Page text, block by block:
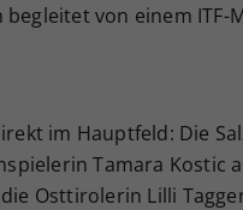
von einem ITF-
im Hauptfeld: Die
Tamara Kostic
Osttirolerin Lilli